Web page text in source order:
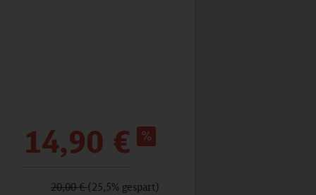
14,90 €
20,00 €(25,5% gespart)